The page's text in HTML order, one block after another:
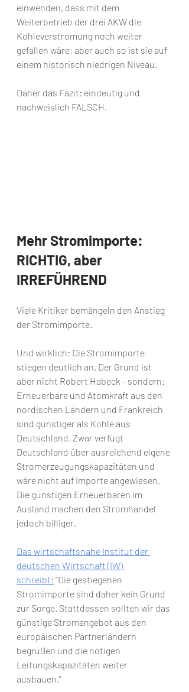
einwenden, dass mit dem
Weiterbetrieb der drei AKW die
Kohleverstromung noch weiter
gefallen wäre; aber auch so ist sie auf
einem historisch niedrigen Niveau.
Daher das Fazit: eindeutig und
nachweislich FALSCH.
Mehr Stromimporte:
RICHTIG, aber
IRREFÜHREND
Viele Kritiker bemängeln den Anstieg
der Stromimporte.
Und wirklich: Die Stromimporte
stiegen deutlich an. Der Grund ist
aber nicht Robert Habeck - sondern:
Erneuerbare und Atomkraft aus den
nordischen Ländern und Frankreich
sind günstiger als Kohle aus
Deutschland. Zwar verfügt
Deutschland über ausreichend eigene
Stromerzeugungskapazitäten und
wäre nicht auf Importe angewiesen.
Die günstigen Erneuerbaren im
Ausland machen den Stromhandel
jedoch billiger.
Das wirtschaftsnahe Institut der
deutschen Wirtschaft (IW)
schreibt: “Die gestiegenen
Stromimporte sind daher kein Grund
zur Sorge. Stattdessen sollten wir das
günstige Stromangebot aus den
europäischen Partnerländern
begrüßen und die nötigen
Leitungskapazitäten weiter
ausbauen.”